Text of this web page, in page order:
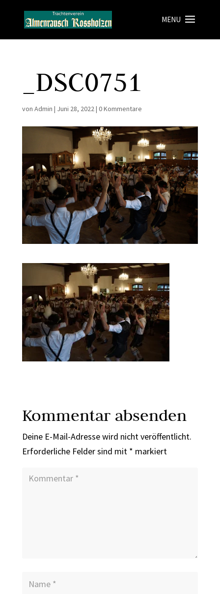
_DSC0751
von Admin | Juni 28, 2022| 0 Kommentare
Kommentar absenden
Deine E-Mail-Adresse wird nicht veröffentlicht.
Erforderliche Felder sind mit * markiert